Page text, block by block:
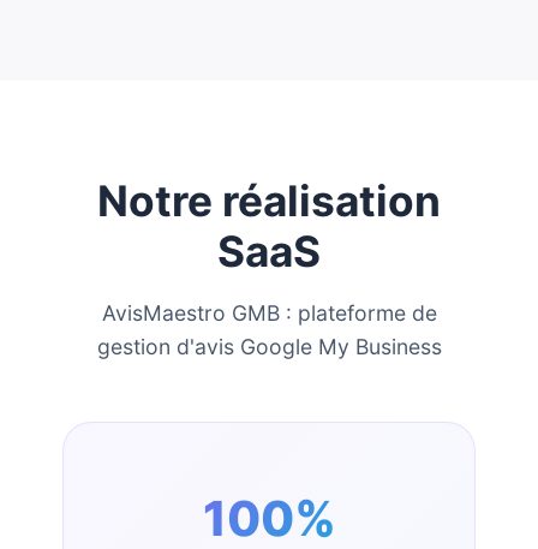
Notre réalisation
SaaS
AvisMaestro GMB : plateforme de
gestion d'avis Google My Business
100%